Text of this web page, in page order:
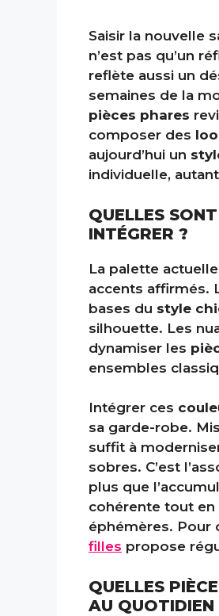
Saisir la nouvelle
n’est pas qu’un
reflète aussi un
semaines de la
pièces phares
composer des
aujourd’hui un
individuelle,
QUELLES
INTÉGRER ?
La palette
accents affirmés.
bases du style
silhouette. Les
dynamiser les
ensembles
Intégrer ces
sa garde-robe.
suffit à
sobres. C’est
plus que
cohérente tout en
éphémères. Pour
filles propose
QUELLES
AU QUOTIDIEN